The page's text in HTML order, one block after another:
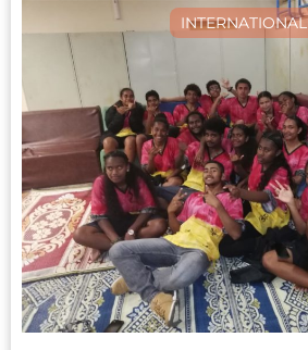
INTERNATIONAL